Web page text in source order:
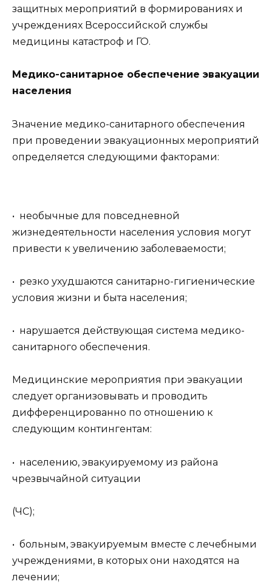
защитных мероприятий в формированиях и
учреждениях Всероссийской службы
медицины катастроф и ГО.
Медико-санитарное обеспечение эвакуации
населения
Значение медико-санитарного обеспечения
при проведении эвакуационных мероприятий
определяется следующими факторами:
• необычные для повседневной
жизнедеятельности населения условия могут
привести к увеличению заболеваемости;
• резко ухудшаются санитарно-гигиенические
условия жизни и быта населения;
• нарушается действующая система медико-
санитарного обеспечения.
Медицинские мероприятия при эвакуации
следует организовывать и проводить
дифференцированно по отношению к
следующим контингентам:
• населению, эвакуируемому из района
чрезвычайной ситуации
(ЧС);
• больным, эвакуируемым вместе с лечебными
учреждениями, в которых они находятся на
лечении;